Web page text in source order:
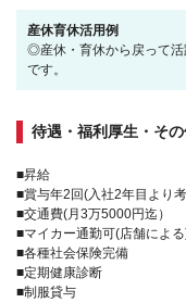
産休育休活用例
◎産休・育休から戻って活
です。
待遇・福利厚生・そ
■昇給
■賞与年2回(入社2年目より
■交通費(月3万5000円迄）
■マイカー通勤可(店舗によ
■各種社会保険完備
■定期健康診断
■制服貸与